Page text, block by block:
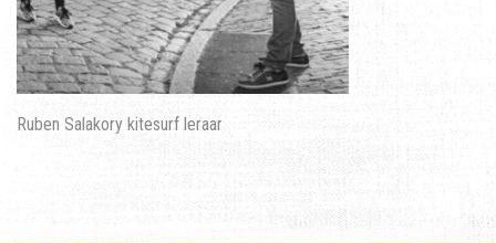
Ruben Salakory kitesurf leraar